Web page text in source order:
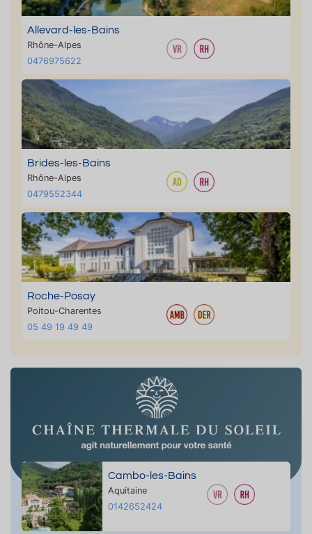
Allevard-les-Bains
Rhône-Alpes
0476975622
Brides-les-Bains
Rhône-Alpes
0479552344
Roche-Posay
Poitou-Charentes
05 49 19 49 49
Cambo-les-Bains
Aquitaine
0142652424